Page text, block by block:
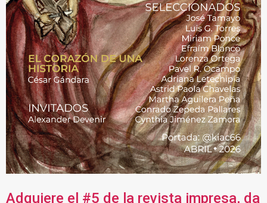
Adquiere el #5 de la revista impresa, da